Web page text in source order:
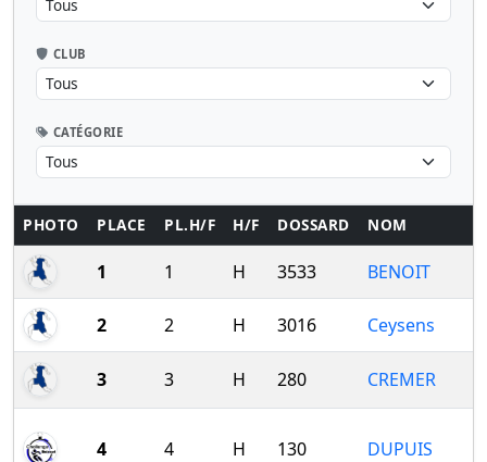
CLUB
CATÉGORIE
PHOTO PLACE PL.H/F H/F DOSSARD NOM
1 1 H 3533 BENOIT
2 2 H 3016 Ceysens
3 3 H 280 CREMER
4 4 H 130 DUPUIS